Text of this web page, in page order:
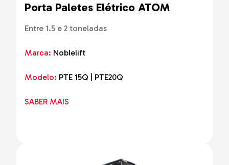
Porta Paletes Elétrico ATOM
Entre 1.5 e 2 toneladas
Marca: Noblelift
Modelo: PTE 15Q | PTE20Q
SABER MAIS